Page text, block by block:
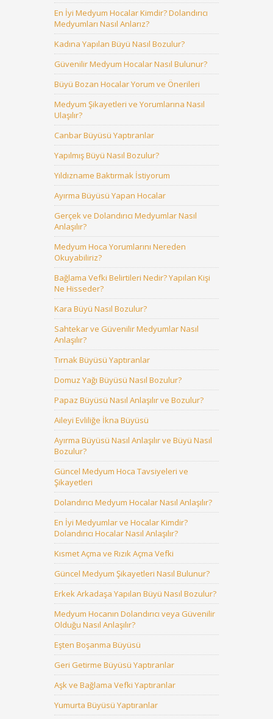
En İyi Medyum Hocalar Kimdir? Dolandırıcı
Medyumları Nasıl Anlarız?
Kadına Yapılan Büyü Nasıl Bozulur?
Güvenilir Medyum Hocalar Nasıl Bulunur?
Büyü Bozan Hocalar Yorum ve Önerileri
Medyum Şikayetleri ve Yorumlarına Nasıl
Ulaşılır?
Canbar Büyüsü Yaptıranlar
Yapılmış Büyü Nasıl Bozulur?
Yıldızname Baktırmak İstiyorum
Ayırma Büyüsü Yapan Hocalar
Gerçek ve Dolandırıcı Medyumlar Nasıl
Anlaşılır?
Medyum Hoca Yorumlarını Nereden
Okuyabiliriz?
Bağlama Vefki Belirtileri Nedir? Yapılan Kişi
Ne Hisseder?
Kara Büyü Nasıl Bozulur?
Sahtekar ve Güvenilir Medyumlar Nasıl
Anlaşılır?
Tırnak Büyüsü Yaptıranlar
Domuz Yağı Büyüsü Nasıl Bozulur?
Papaz Büyüsü Nasıl Anlaşılır ve Bozulur?
Aileyi Evliliğe İkna Büyüsü
Ayırma Büyüsü Nasıl Anlaşılır ve Büyü Nasıl
Bozulur?
Güncel Medyum Hoca Tavsiyeleri ve
Şikayetleri
Dolandırıcı Medyum Hocalar Nasıl Anlaşılır?
En İyi Medyumlar ve Hocalar Kimdir?
Dolandırıcı Hocalar Nasıl Anlaşılır?
Kısmet Açma ve Rızık Açma Vefki
Güncel Medyum Şikayetleri Nasıl Bulunur?
Erkek Arkadaşa Yapılan Büyü Nasıl Bozulur?
Medyum Hocanın Dolandırıcı veya Güvenilir
Olduğu Nasıl Anlaşılır?
Eşten Boşanma Büyüsü
Geri Getirme Büyüsü Yaptıranlar
Aşk ve Bağlama Vefki Yaptıranlar
Yumurta Büyüsü Yaptıranlar